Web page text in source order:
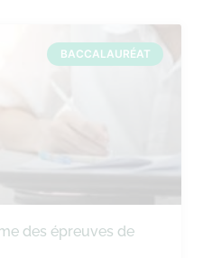
BACCALAURÉAT
des épreuves de